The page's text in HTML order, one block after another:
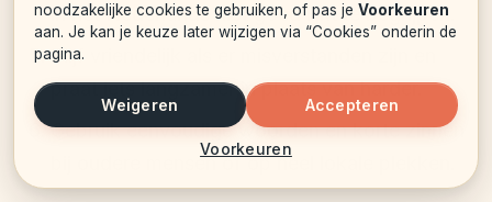
in het Nederlands niet goed lijkt te begrijpen.
Blijf vriendelijk als er misverstanden zijn en
praat iets langzamer in plaats van harder.
Gebruik eenvoudige woorden en korte zinnen
bij oudere mensen of op heel lokale plekken.
noodzakelijke cookies te gebruiken, of pas je Voorkeuren
aan. Je kan je keuze later wijzigen via “Cookies” onderin de
pagina.
Weigeren
Voorkeuren
Accepteren